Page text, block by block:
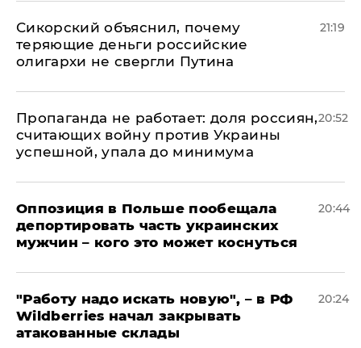
Сикорский объяснил, почему
теряющие деньги российские
олигархи не свергли Путина
21:19
​Пропаганда не работает: доля россиян,
считающих войну против Украины
успешной, упала до минимума
20:52
Оппозиция в Польше пообещала
депортировать часть украинских
мужчин – кого это может коснуться
20:44
"Работу надо искать новую", – в РФ
Wildberries начал закрывать
атакованные склады
20:24